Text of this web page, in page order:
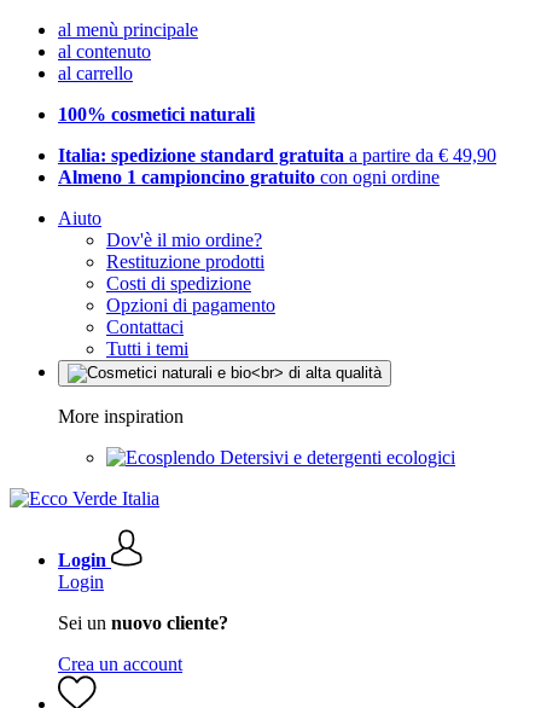
al menù principale
al contenuto
al carrello
100% cosmetici naturali
Italia: spedizione standard gratuita a partire da € 49,90
Almeno 1 campioncino gratuito con ogni ordine
Aiuto
Dov'è il mio ordine?
Restituzione prodotti
Costi di spedizione
Opzioni di pagamento
Contattaci
Tutti i temi
More inspiration
Detersivi e detergenti ecologici
Login
Login
Sei un nuovo cliente?
Crea un account